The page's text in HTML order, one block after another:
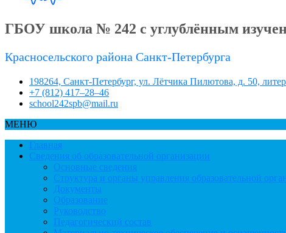
ГБОУ школа № 242 с углублённым
Красносельского района Санкт-Петербурга
198264, Санкт-Петербург, ул. Лётчика Пилютова, д. 50,
+7 (812) 417–28–46
school242spb@mail.ru
МЕНЮ
Главная
Сведения об образовательной организации
Основные сведения
Структура и органы управления образовательной
Документы
Образование
Руководство
Педагогический состав